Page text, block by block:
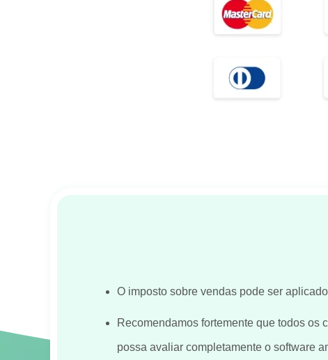
O imposto sobre vendas pode ser
Recomendamos fortemente que todos os
possa avaliar completamente o software